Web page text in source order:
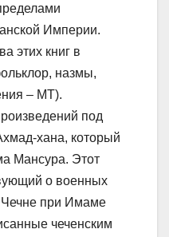
Империи.
этих книг в
назмы,
– МТ).
под
хана, который
Мансура. Этот
о военных
Чечне при Имаме
чеченским